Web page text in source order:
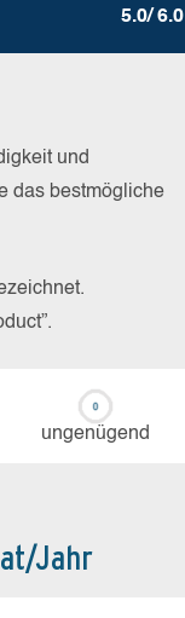
5.0/ 6.0
und
das bestmögliche
un­ge­nü­gend
Jahr